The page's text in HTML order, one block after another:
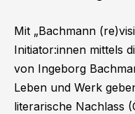
Mit „Bachmann
Initiator:innen mittels
von Ingeborg
Leben und Werk
literarische Nachlass